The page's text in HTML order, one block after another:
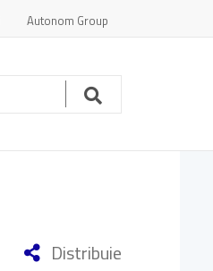
Autonom Group
Distribuie